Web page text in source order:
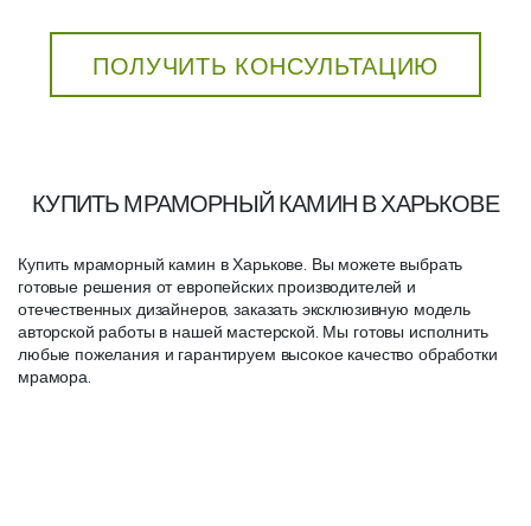
ПОЛУЧИТЬ КОНСУЛЬТАЦИЮ
КУПИТЬ МРАМОРНЫЙ КАМИН В ХАРЬКОВЕ
Купить мраморный камин в Харькове. Вы можете выбрать
готовые решения от европейских производителей и
отечественных дизайнеров, заказать эксклюзивную модель
авторской работы в нашей мастерской. Мы готовы исполнить
любые пожелания и гарантируем высокое качество обработки
мрамора.